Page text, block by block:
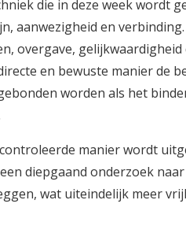
die in deze week wordt
aanwezigheid en
overgave,
en bewuste manier de
worden als het
manier wordt
diepgaand onderzoek
wat uiteindelijk meer